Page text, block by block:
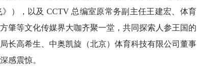
》），以及 CCTV 总编室原常务副主任王建宏、体育
肇等文化传媒界大咖齐聚一堂，共同探索人参王国的
长高希生、中奥凯旋（北京）体育科技有限公司董事
感震惊。